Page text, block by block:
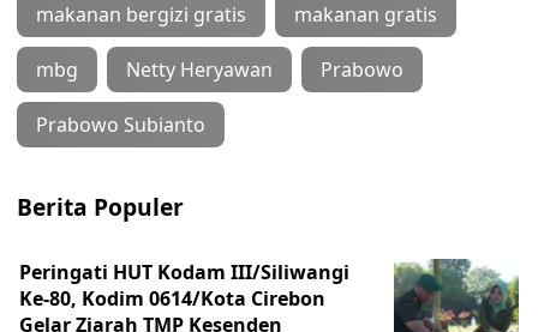
makanan bergizi gratis makanan gratis
mbg Netty Heryawan Prabowo
Prabowo Subianto
Berita Populer
Peringati HUT Kodam III/Siliwangi
Ke-80, Kodim 0614/Kota Cirebon
Gelar Ziarah TMP Kesenden